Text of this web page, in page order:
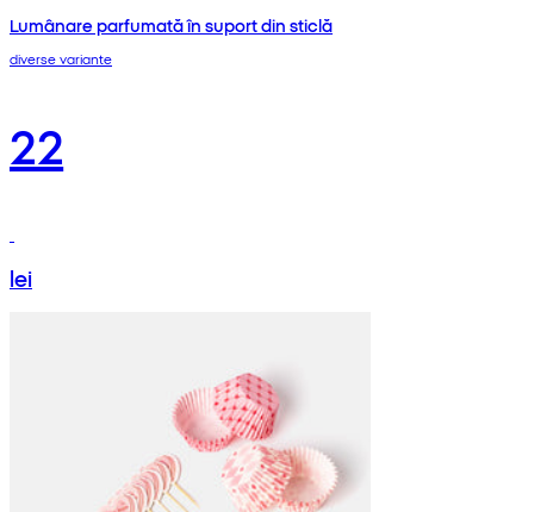
Lumânare parfumată în suport din sticlă
diverse variante
22
lei